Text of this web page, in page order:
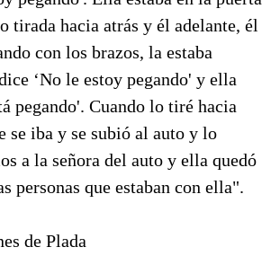
tirada hacia atrás y él adelante, él
con los brazos, la estaba
‘No le estoy pegando' y ella
pegando'. Cuando lo tiré hacia
se iba y se subió al auto y lo
a la señora del auto y ella quedó
personas que estaban con ella".
de Plada